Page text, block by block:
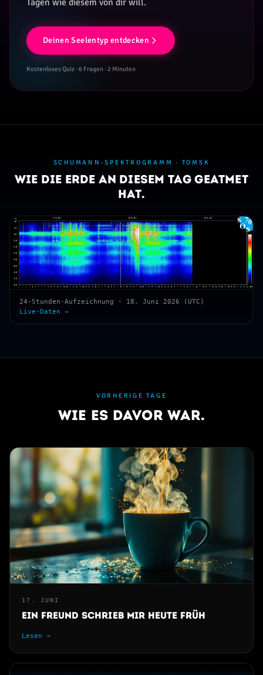
Tagen wie diesem von dir will.
Deinen Seelentyp entdecken
Kostenloses Quiz · 6 Fragen · 2 Minuten
SCHUMANN-SPEKTROGRAMM · TOMSK
Wie die Erde an diesem Tag geatmet
hat.
24-Stunden-Aufzeichnung · 18. Juni 2026 (UTC)
Live-Daten →
VORHERIGE TAGE
Wie es davor war.
17. JUNI
Ein Freund schrieb mir heute früh
Lesen →